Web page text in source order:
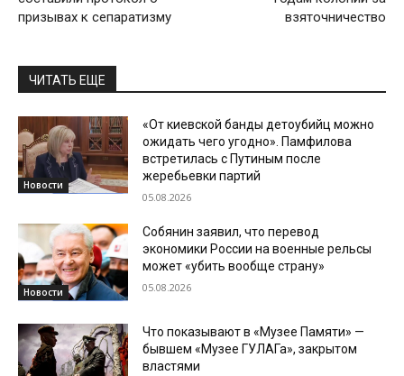
призывах к сепаратизму
взяточничество
ЧИТАТЬ ЕЩЕ
Новости
«От киевской банды детоубийц можно
ожидать чего угодно». Памфилова
встретилась с Путиным после
жеребьевки партий
05.08.2026
Новости
Собянин заявил, что перевод
экономики России на военные рельсы
может «убить вообще страну»
05.08.2026
Что показывают в «Музее Памяти» —
бывшем «Музее ГУЛАГа», закрытом
властями